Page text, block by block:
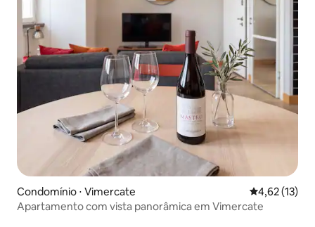
Condomínio ⋅ Vimercate 4,62 de uma
4,62 (13)
Apartamento com vista panorâmica em Vimercate